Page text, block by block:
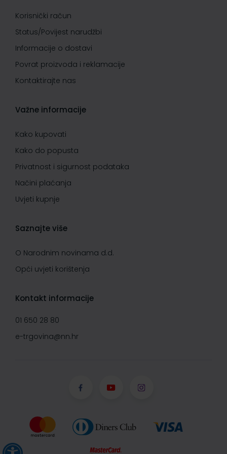
Korisnički račun
Status/Povijest narudžbi
Informacije o dostavi
Povrat proizvoda i reklamacije
Kontaktirajte nas
Važne informacije
Kako kupovati
Kako do popusta
Privatnost i sigurnost podataka
Načini plaćanja
Uvjeti kupnje
Saznajte više
O Narodnim novinama d.d.
Opći uvjeti korištenja
Kontakt informacije
01 650 28 80
e-trgovina@nn.hr